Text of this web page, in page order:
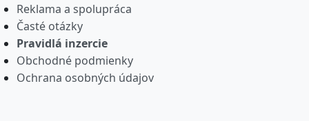
Reklama a spolupráca
Časté otázky
Pravidlá inzercie
Obchodné podmienky
Ochrana osobných údajov